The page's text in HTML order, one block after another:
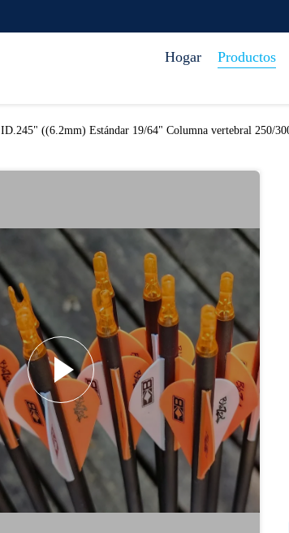
Hogar Productos
ID.245" ((6.2mm) Estándar 19/64" Columna vertebral 250/